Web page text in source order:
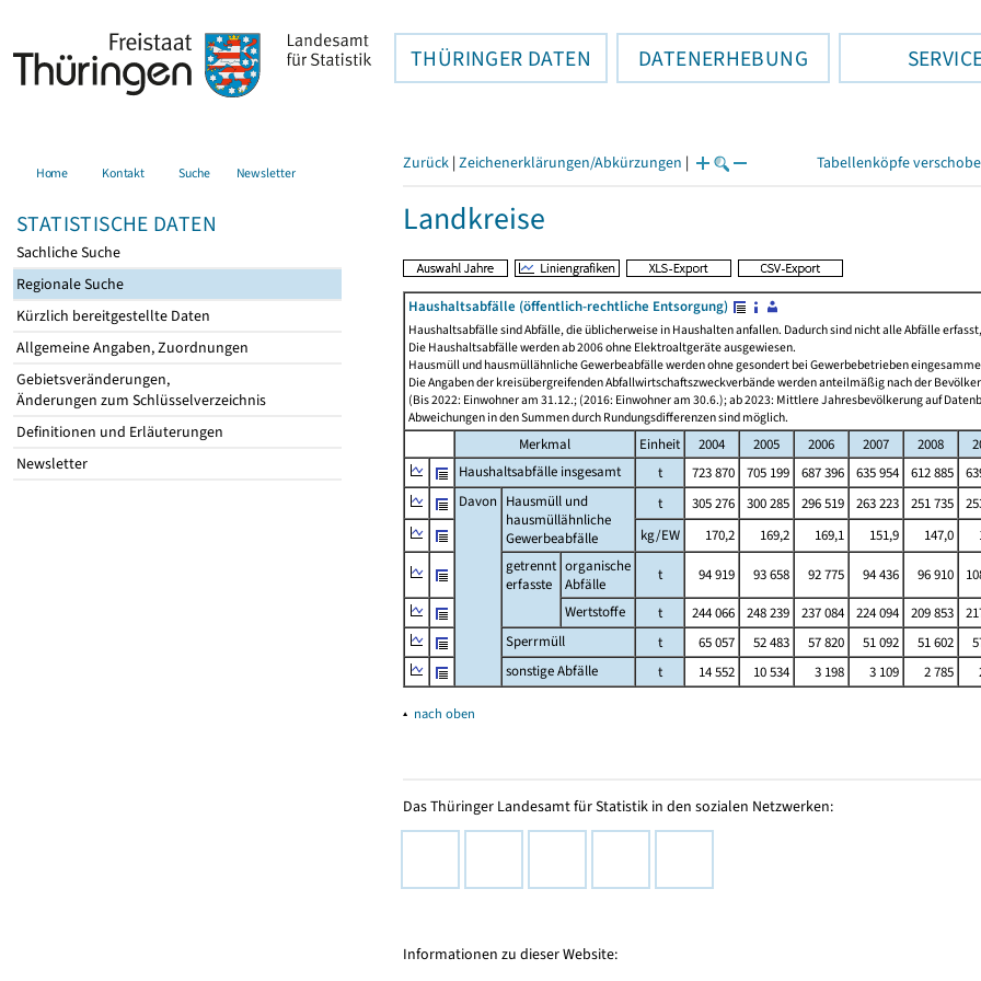
THÜRINGER DATEN DATENERHEBUNG
Home Kontakt Suche Newsletter
STATISTISCHE DATEN
Sachliche Suche
Regionale Suche
Kürzlich bereitgestellte Daten
Allgemeine Angaben, Zuordnungen
Gebietsveränderungen,
Änderungen zum Schlüsselverzeichnis
Definitionen und Erläuterungen
Newsletter
Zurück | Zeichenerklärungen/Abkürzungen | Tabellenköpfe
Landkreise
Haushaltsabfälle (öffentlich-rechtliche Entsorgung)
Haushaltsabfälle sind Abfälle, die üblicherweise in Haushalten anfallen. Dadurch sind nicht alle Abfälle
Die Haushaltsabfälle werden ab 2006 ohne Elektroaltgeräte ausgewiesen.
Hausmüll und hausmüllähnliche Gewerbeabfälle werden ohne gesondert bei Gewerbebetrieben
Die Angaben der kreisübergreifenden Abfallwirtschaftszweckverbände werden anteilmäßig nach der
(Bis 2022: Einwohner am 31.12.; (2016: Einwohner am 30.6.); ab 2023: Mittlere Jahresbevölkerung auf
Abweichungen in den Summen durch Rundungsdifferenzen sind möglich.
Merkmal Einheit 2004 2005 2006 2007 2008
Haushaltsabfälle insgesamt
t 723 870 705 199 687 396 635 954 612 885
Davon Hausmüll und
hausmüllähnliche
Gewerbeabfälle
t 305 276 300 285 296 519 263 223 251 735
kg/EW
170,2 169,2 169,1 151,9 147,0
getrennt
erfasste
organische
Abfälle
t 94 919 93 658 92 775 94 436 96 910
Wertstoffe
t 244 066 248 239 237 084 224 094 209 853
Sperrmüll
t 65 057 52 483 57 820 51 092 51 602
sonstige Abfälle
t 14 552 10 534 3 198 3 109 2 785
▴ nach oben
Das Thüringer Landesamt für Statistik in den sozialen Netzwerken:
Informationen zu dieser Website: